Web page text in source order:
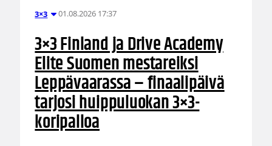
3×3 01.08.2026 17:37
3×3 Finland ja Drive Academy
Elite Suomen mestareiksi
Leppävaarassa – finaalipäivä
tarjosi huippuluokan 3×3-
koripalloa